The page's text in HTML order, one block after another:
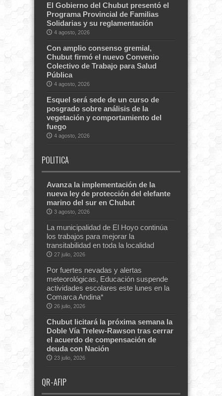
El Gobierno del Chubut presentó el
Programa Provincial de Familias
Solidarias y su reglamentación
4 agosto, 2026
Con amplio consenso gremial,
Chubut firmó el nuevo Convenio
Colectivo de Trabajo para Salud
Pública
4 agosto, 2026
Esquel será sede de un curso de
posgrado sobre análisis de la
vegetación y comportamiento del
fuego
4 agosto, 2026
POLITICA
Avanza la implementación de la
nueva ley de protección del elefante
marino del sur en Chubut
3 agosto, 2026
La municipalidad de El Hoyo continúa
los trabajos para mejorar la
transitabilidad en toda la localidad
27 julio, 2026
Por fuertes nevadas y alertas
meteorológicas, Educación suspende
actividades escolares este lunes en la
Comarca Andina*
26 julio, 2026
Chubut licitará la próxima semana la
Doble Vía Trelew-Rawson tras cerrar
el acuerdo de compensación de
deuda con Nación
23 julio, 2026
QR-AFIP